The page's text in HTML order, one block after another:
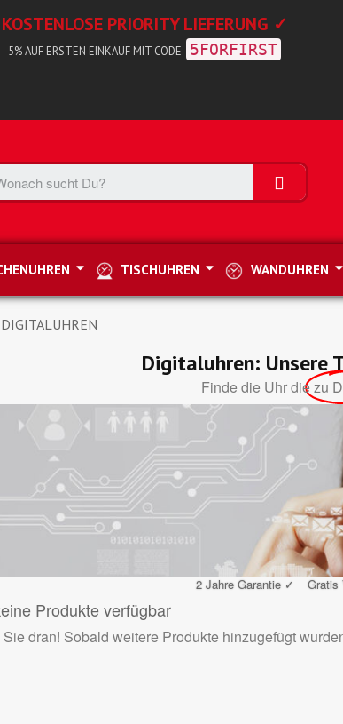
KOSTENLOSE PRIORITY LIEFERUNG ✓
5% AUF ERSTEN EINKAUF MIT CODE 5FORFIRST
TISCHUHREN WANDUHREN
DIGITALUHREN
Digitaluhren: Unsere
Finde die Uhr diezu
2 Jahre Garantie ✓ Gratis
Produkte verfügbar
dran! Sobald weitere Produkte hinzugefügt